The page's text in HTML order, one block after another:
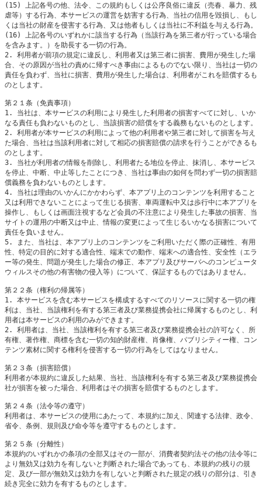
(15) 上記各号の他、法令、この規約もしくは公序良俗に違反（売春、暴力、残
虐等）する行為、本サービスの運営を妨害する行為、当社の信用を毀損し、もし
くは当社の財産を侵害する行為、又は他者もしくは当社に不利益を与える行為。
(16) 上記各号のいずれかに該当する行為（当該行為を第三者が行っている場合
を含みます。）を助長する一切の行為。
2. 利用者が前項の規定に違反し、利用者又は第三者に損害、費用が発生した場
合、その原因が当社の責めに帰すべき事由によるものでない限り、当社は一切の
責任を負わず、当社に損害、費用が発生した場合は、利用者がこれを賠償するも
のとします。
第２１条（免責事項）
1. 当社は、本サービスの利用により発生した利用者の損害すべてに対し、いか
なる責任も負わないものとし、当該損害の賠償をする義務もないものとします。
2. 利用者が本サービスの利用によって他の利用者や第三者に対して損害を与え
た場合、当社は当該利用者に対して相応の損害賠償の請求を行うことができるも
のとします。
3. 当社が利用者の情報を削除し、利用者たる地位を停止、抹消し、本サービス
を停止、中断、中止等したことにつき、当社は事由の如何を問わず一切の損害賠
償義務を負わないものとします。
4. 当社は理由のいかんにかかわらず、本アプリ上のコンテンツを利用すること
又は利用できないことによって生じる損害、車両運転中又は歩行中に本アプリを
操作し、もしくは画面注視するなど会員の不注意により発生した事故の損害、当
サイトの運用の中断又は中止、情報の変更によって生じるいかなる損害について
責任を負いません。
5. また、当社は、本アプリ上のコンテンツをご利用いただく際の正確性、有用
性、特定の目的に対する適合性、端末での動作、端末への適合性、安全性（エラ
ー等の発生、問題が発生した場合の修正、本アプリ及びサーバへのコンピュータ
ウィルスその他の有害物の侵入等）について、保証するものではありません。
第２２条（権利の帰属等）
1. 本サービスを含む本サービスを構成するすべてのリソースに関する一切の権
利は、当社、当該権利を有する第三者及び業務提携会社に帰属するものとし、利
用者は本サービスの利用のみができます。
2. 利用者は、当社、当該権利を有する第三者及び業務提携会社の許可なく、所
有権、著作権、商標を含む一切の知的財産権、肖像権、パブリシティー権、コン
テンツ素材に関する権利を侵害する一切の行為をしてはなりません。
第２３条（損害賠償）
利用者が本規約に違反した結果、当社、当該権利を有する第三者及び業務提携会
社が損害を被った場合、利用者はその損害を賠償するものとします。
第２４条（法令等の遵守）
利用者は、本サービスの使用にあたって、本規約に加え、関連する法律、政令、
省令、条例、規則及び命令等を遵守するものとします。
第２５条（分離性）
本規約のいずれかの条項の全部又はその一部が、消費者契約法その他の法令等に
より無効又は効力を有しないと判断された場合であっても、本規約の残りの規
定、及び一部が無効又は効力を有しないと判断された規定の残りの部分は、引き
続き完全に効力を有するものとします。